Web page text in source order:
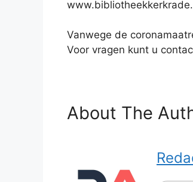
Vanwege de
Voor vragen kunt u
About The